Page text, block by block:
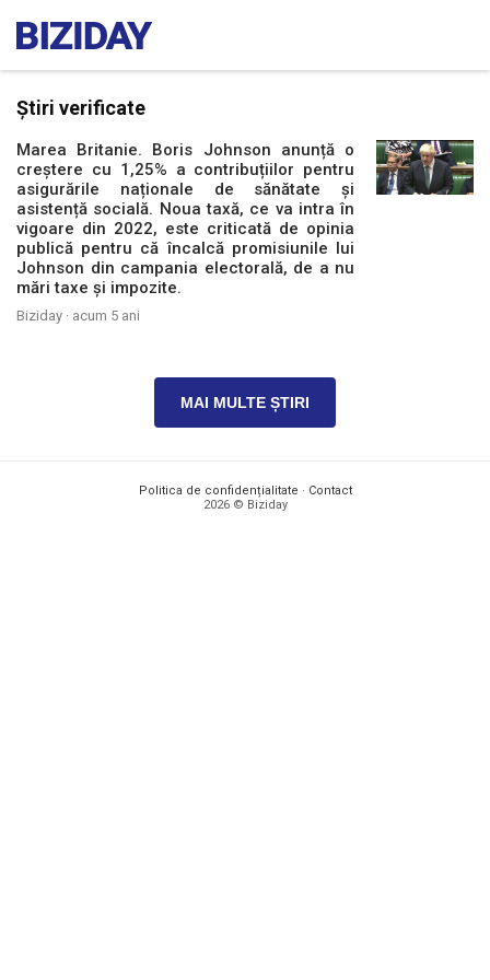
Știri verificate
Marea Britanie. Boris Johnson anunță o
creștere cu 1,25% a contribuțiilor pentru
asigurările naționale de sănătate și
asistență socială. Noua taxă, ce va intra în
vigoare din 2022, este criticată de opinia
publică pentru că încalcă promisiunile lui
Johnson din campania electorală, de a nu
mări taxe și impozite.
Biziday · acum 5 ani
MAI MULTE ȘTIRI
Politica de confidențialitate · Contact
2026 © Biziday